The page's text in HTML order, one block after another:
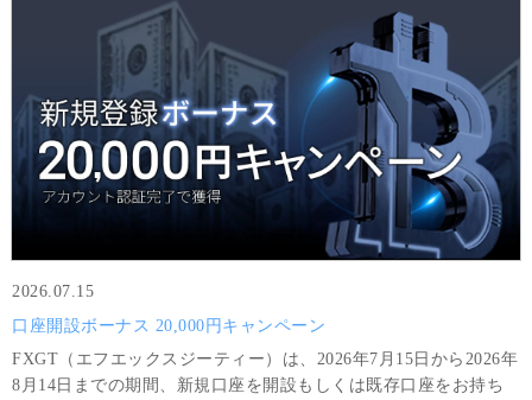
2026.07.15
口座開設ボーナス 20,000円キャンペーン
FXGT（エフエックスジーティー）は、2026年7月15日から2026年
8月14日までの期間、新規口座を開設もしくは既存口座をお持ち